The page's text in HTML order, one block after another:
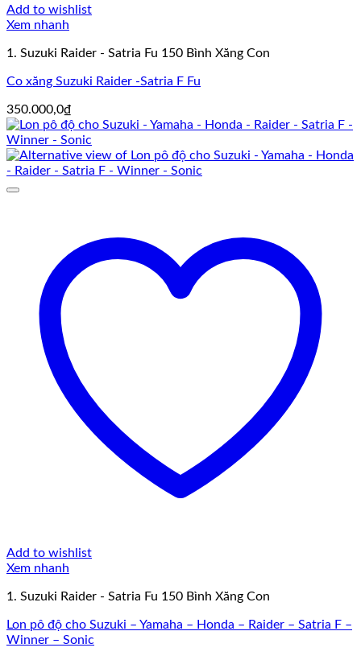
Add to wishlist
Xem nhanh
1. Suzuki Raider - Satria Fu 150 Bình Xăng Con
Co xăng Suzuki Raider -Satria F Fu
350.000,0₫
Add to wishlist
Xem nhanh
1. Suzuki Raider - Satria Fu 150 Bình Xăng Con
Lon pô độ cho Suzuki – Yamaha – Honda – Raider – Satria F –
Winner – Sonic